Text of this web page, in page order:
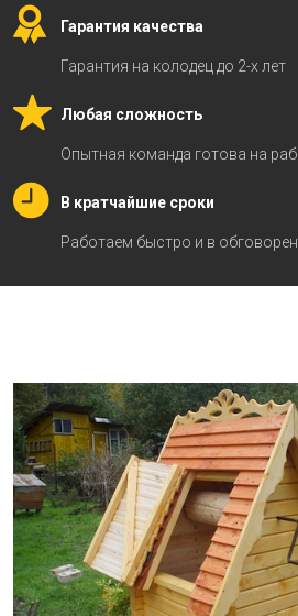
Гарантия качества
Гарантия на колодец до 2-х лет
Любая сложность
Опытная команда готова на
В кратчайшие сроки
Работаем быстро и в